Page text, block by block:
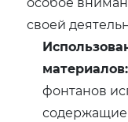
своей
материалов:
фонтанов